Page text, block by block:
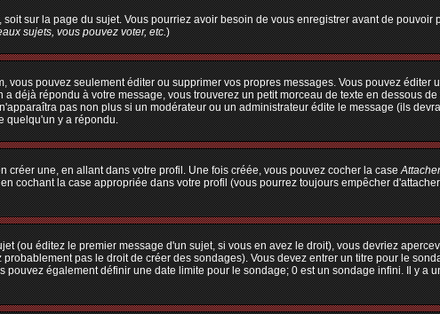
sur la page du sujet. Vous pourriez avoir besoin de vous enregistrer avant de
sujets, vous pouvez voter, etc.)
vous pouvez seulement éditer ou supprimer vos propres messages. Vous pouvez
déjà répondu à votre message, vous trouverez un petit morceau de texte en dessous
pas non plus si un modérateur ou un administrateur édite le message (ils
quelqu'un y a répondu.
créer une, en allant dans votre profil. Une fois créée, vous pouvez cocher la case
cochant la case appropriée dans votre profil (vous pourrez toujours empêcher
(ou éditez le premier message d'un sujet, si vous en avez le droit), vous devriez
pas le droit de créer des sondages). Vous devez entrer un titre pour le
pouvez également définir une date limite pour le sondage; 0 est un sondage infini. Il y